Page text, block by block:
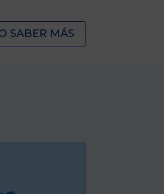
SABER MÁS